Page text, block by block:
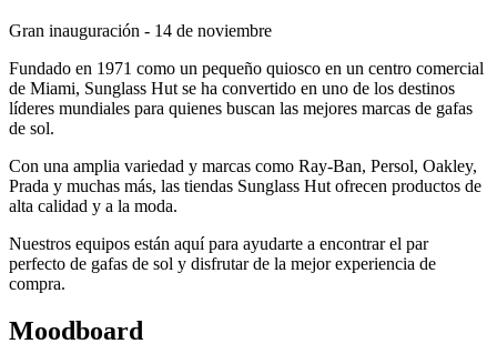
Gran inauguración - 14 de noviembre
Fundado en 1971 como un pequeño quiosco en un centro comercial
de Miami, Sunglass Hut se ha convertido en uno de los destinos
líderes mundiales para quienes buscan las mejores marcas de gafas
de sol.
Con una amplia variedad y marcas como Ray-Ban, Persol, Oakley,
Prada y muchas más, las tiendas Sunglass Hut ofrecen productos de
alta calidad y a la moda.
Nuestros equipos están aquí para ayudarte a encontrar el par
perfecto de gafas de sol y disfrutar de la mejor experiencia de
compra.
Moodboard